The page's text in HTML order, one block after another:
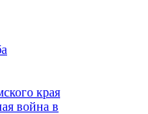
края
война в